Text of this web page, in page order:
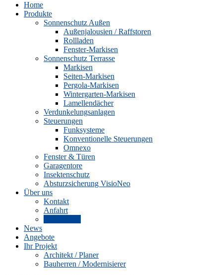
Home
Produkte
Sonnenschutz Außen
Außenjalousien / Raffstoren
Rollladen
Fenster-Markisen
Sonnenschutz Terrasse
Markisen
Seiten-Markisen
Pergola-Markisen
Wintergarten-Markisen
Lamellendächer
Verdunkelungsanlagen
Steuerungen
Funksysteme
Konventionelle Steuerungen
Omnexo
Fenster & Türen
Garagentore
Insektenschutz
Absturzsicherung VisioNeo
Über uns
Kontakt
Anfahrt
News
Angebote
Ihr Projekt
Architekt / Planer
Bauherren / Modernisierer